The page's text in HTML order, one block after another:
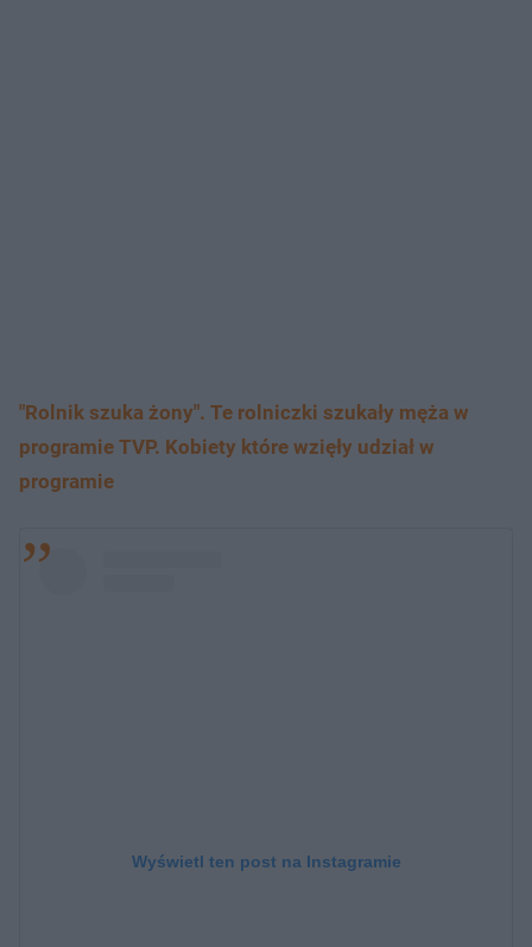
"Rolnik szuka żony". Te rolniczki szukały męża w
programie TVP. Kobiety które wzięły udział w
programie
Wyświetl ten post na Instagramie